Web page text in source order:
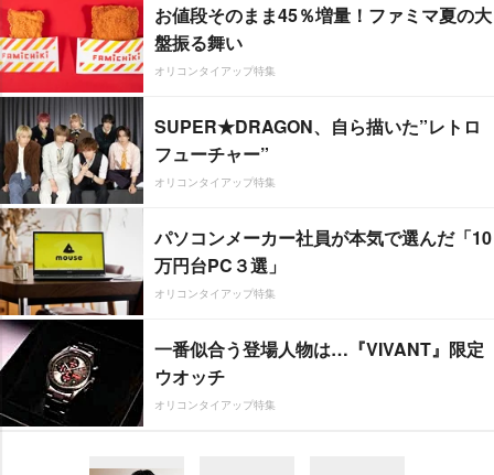
お値段そのまま45％増量！ファミマ夏の大
盤振る舞い
オリコンタイアップ特集
SUPER★DRAGON、自ら描いた”レトロ
フューチャー”
オリコンタイアップ特集
パソコンメーカー社員が本気で選んだ「10
万円台PC３選」
オリコンタイアップ特集
一番似合う登場人物は…『VIVANT』限定
ウオッチ
オリコンタイアップ特集